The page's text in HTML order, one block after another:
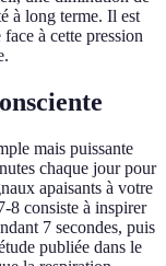
à long terme. Il est
à cette pression
mais puissante
chaque jour pour
apaisants à votre
8 consiste à inspirer
7 secondes, puis
publiée dans le